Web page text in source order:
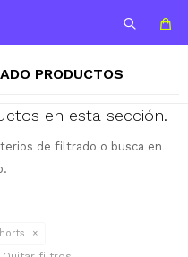
PRODUCTOS
en esta sección.
de filtrado o busca en